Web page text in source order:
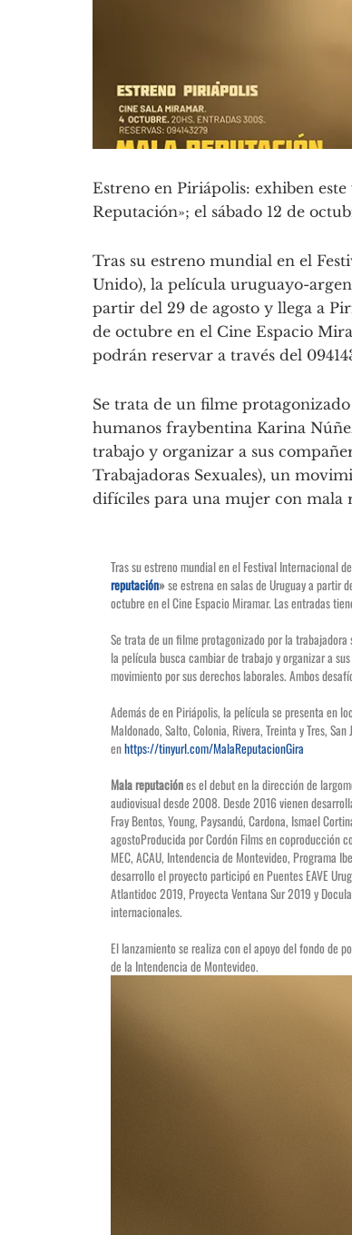
Estreno en Piriápolis: exhiben
Reputación»; el sábado 12 de
Tras su estreno mundial en el
Unido), la película uruguayo-
partir del 29 de agosto y llega a
de octubre en el Cine Espacio
podrán reservar a través del
Se trata de un filme
humanos fraybentina Karina
trabajo y organizar a sus
Trabajadoras Sexuales), un
difíciles para una mujer con mala
Tras su estreno mundial en el Festival Internacional
reputación»se estrena en salas de Uruguay a partir
octubre en el Cine Espacio Miramar. Las entradas
Se trata de un filme protagonizado por la
la película busca cambiar de trabajo y organizar a
movimiento por sus derechos laborales. Ambos
Además de en Piriápolis, la película se presenta en
Maldonado, Salto, Colonia, Rivera, Treinta y Tres,
enhttps://tinyurl.com/MalaReputacionGira
Mala reputaciónes el debut en la dirección de
audiovisual desde 2008. Desde 2016 vienen
Fray Bentos, Young, Paysandú, Cardona, Ismael
agostoProducida por Cordón Films en coproducción
MEC, ACAU, Intendencia de Montevideo, Programa
desarrollo el proyecto participó en Puentes EAVE
Atlantidoc 2019, Proyecta Ventana Sur 2019 y
internacionales.
El lanzamiento se realiza con el apoyo del fondo de
de la Intendencia de Montevideo.